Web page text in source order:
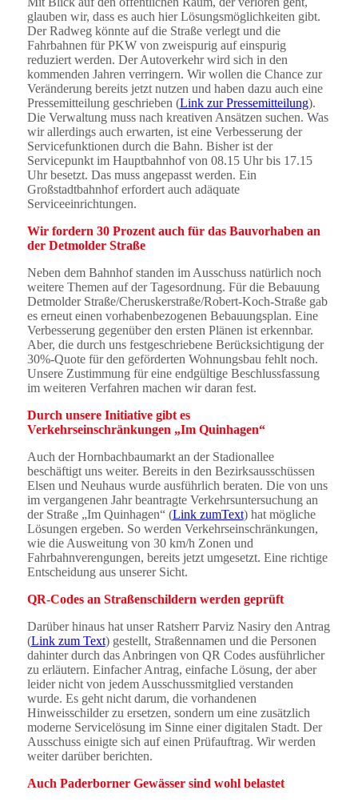
glauben wir, dass es auch hier Lösungsmöglichkeiten gibt.
Der Radweg könnte auf die Straße verlegt und die
Fahrbahnen für PKW von zweispurig auf einspurig
reduziert werden. Der Autoverkehr wird sich in den
kommenden Jahren verringern. Wir wollen die Chance zur
Veränderung bereits jetzt nutzen und haben dazu auch eine
Pressemitteilung geschrieben (Link zur Pressemitteilung).
Die Verwaltung muss nach kreativen Ansätzen suchen. Was
wir allerdings auch erwarten, ist eine Verbesserung der
Servicefunktionen durch die Bahn. Bisher ist der
Servicepunkt im Hauptbahnhof von 08.15 Uhr bis 17.15
Uhr besetzt. Das muss angepasst werden. Ein
Großstadtbahnhof erfordert auch adäquate
Serviceeinrichtungen.
Wir fordern 30 Prozent auch für das Bauvorhaben an
der Detmolder Straße
Neben dem Bahnhof standen im Ausschuss natürlich noch
weitere Themen auf der Tagesordnung. Für die Bebauung
Detmolder Straße/Cheruskerstraße/Robert-Koch-Straße gab
es erneut einen vorhabenbezogenen Bebauungsplan. Eine
Verbesserung gegenüber den ersten Plänen ist erkennbar.
Aber, die durch uns festgeschriebene Berücksichtigung der
30%-Quote für den geförderten Wohnungsbau fehlt noch.
Unsere Zustimmung für eine endgültige Beschlussfassung
im weiteren Verfahren machen wir daran fest.
Durch unsere Initiative gibt es
Verkehrseinschränkungen „Im Quinhagen“
Auch der Hornbachbaumarkt an der Stadionallee
beschäftigt uns weiter. Bereits in den Bezirksausschüssen
Elsen und Neuhaus wurde ausführlich beraten. Die von uns
im vergangenen Jahr beantragte Verkehrsuntersuchung an
der Straße „Im Quinhagen“ (Link zumText) hat mögliche
Lösungen ergeben. So werden Verkehrseinschränkungen,
wie die Ausweitung von 30 km/h Zonen und
Fahrbahnverengungen, bereits jetzt umgesetzt. Eine richtige
Entscheidung aus unserer Sicht.
QR-Codes an Straßenschildern werden geprüft
Darüber hinaus hat unser Ratsherr Parviz Nasiry den Antrag
(Link zum Text) gestellt, Straßennamen und die Personen
dahinter durch das Anbringen von QR Codes ausführlicher
zu erläutern. Einfacher Antrag, einfache Lösung, der aber
leider nicht von jedem Ausschussmitglied verstanden
wurde. Es geht nicht darum, die vorhandenen
Hinweisschilder zu ersetzen, sondern um eine zusätzlich
moderne Servicelösung im Sinne einer digitalen Stadt. Der
Ausschuss einigte sich auf einen Prüfauftrag. Wir werden
weiter darüber berichten.
Auch Paderborner Gewässer sind wohl belastet